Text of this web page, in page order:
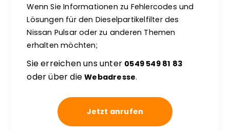
Wenn Sie Informationen zu Fehlercodes und
Lösungen für den Dieselpartikelfilter des
Nissan Pulsar oder zu anderen Themen
erhalten möchten;
Sie erreichen uns unter 0549 549 81 83
oder über dieWebadresse.
Jetzt anrufen